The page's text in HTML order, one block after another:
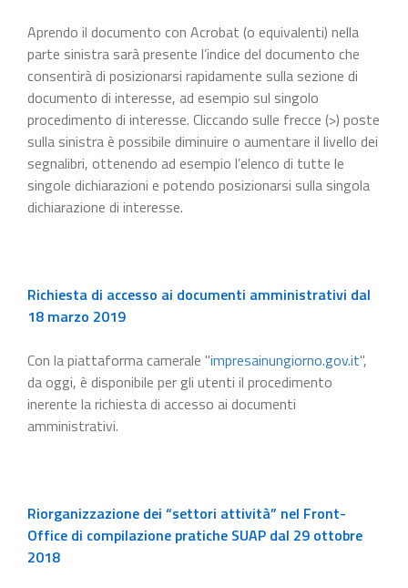
Aprendo il documento con Acrobat (o equivalenti) nella
parte sinistra sarà presente l’indice del documento che
consentirà di posizionarsi rapidamente sulla sezione di
documento di interesse, ad esempio sul singolo
procedimento di interesse. Cliccando sulle frecce (>) poste
sulla sinistra è possibile diminuire o aumentare il livello dei
segnalibri, ottenendo ad esempio l’elenco di tutte le
singole dichiarazioni e potendo posizionarsi sulla singola
dichiarazione di interesse.
Richiesta di accesso ai documenti amministrativi dal
18 marzo 2019
Con la piattaforma camerale "impresainungiorno.gov.it",
da oggi, è disponibile per gli utenti il procedimento
inerente la richiesta di accesso ai documenti
amministrativi.
Riorganizzazione dei “settori attività” nel Front-
Office di compilazione pratiche SUAP dal 29 ottobre
2018